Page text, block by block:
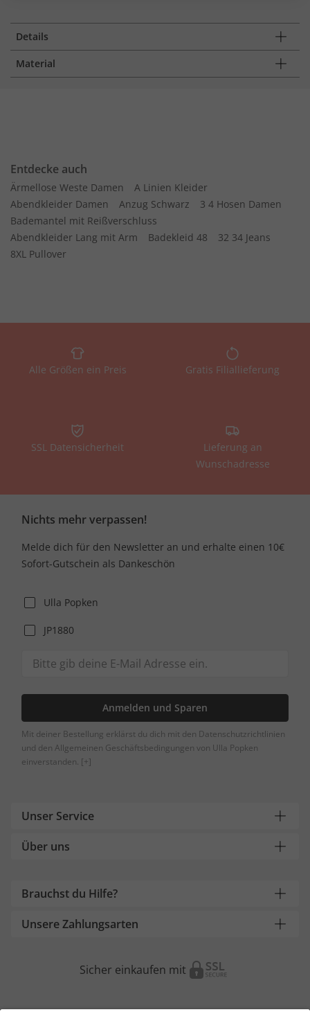
Details
Material
Entdecke auch
Ärmellose Weste Damen
A Linien Kleider
Abendkleider Damen
Anzug Schwarz
3 4 Hosen Damen
Bademantel mit Reißverschluss
Abendkleider Lang mit Arm
Badekleid 48
32 34 Jeans
8XL Pullover
Alle Größen ein Preis Gratis Filiallieferung
SSL Datensicherheit
Lieferung an
Wunschadresse
Nichts mehr verpassen!
Melde dich für den Newsletter an und erhalte einen 10€
Sofort-Gutschein als Dankeschön
Ulla Popken
JP1880
Anmelden und Sparen
Mit deiner Bestellung erklärst du dich mit den Datenschutzrichtlinien
und den Allgemeinen Geschäftsbedingungen von Ulla Popken
einverstanden. [+]
Unser Service
Über uns
Brauchst du Hilfe?
Unsere Zahlungsarten
Sicher einkaufen mit